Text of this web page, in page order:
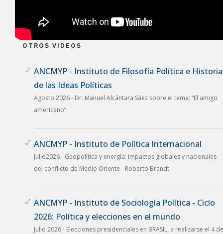
OTROS VIDEOS
ANCMYP - Instituto de Filosofía Política e Historia
de las Ideas Políticas
Agosto 2026 - Dr. Manuel Alcántara Sáez sobre el tema: “El amigo
americano”.
ANCMYP - Instituto de Política Internacional
Julio2026 - Geopolítica y energía: Impactos globales y nacionales
del conflicto de Medio Oriente - Roberto Brandt
ANCMYP - Instituto de Sociología Política - Ciclo
2026: Política y elecciones en el mundo
Julio 2026 - Elecciones presidenciales en BRASIL, a realizarse el 4 de